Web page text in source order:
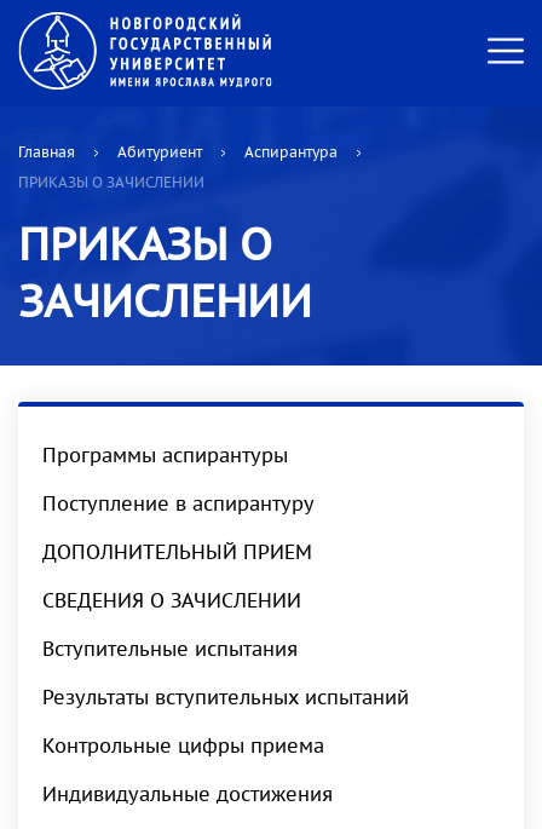
Главная Абитуриент
Аспирантура
ПРИКАЗЫ О ЗАЧИСЛЕНИИ
ПРИКАЗЫ О
ЗАЧИСЛЕНИИ
Программы аспирантуры
Поступление в аспирантуру
ДОПОЛНИТЕЛЬНЫЙ ПРИЕМ
СВЕДЕНИЯ О ЗАЧИСЛЕНИИ
Вступительные испытания
Результаты вступительных испытаний
Контрольные цифры приема
Индивидуальные достижения